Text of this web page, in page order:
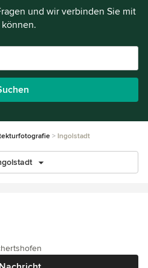
und wir verbinden Sie mit
Ingolstadt